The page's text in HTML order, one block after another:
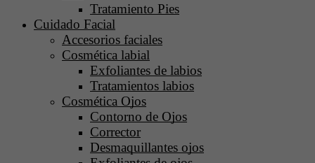
Tratamiento Pies
Cuidado Facial
Accesorios faciales
Cosmética labial
Exfoliantes de labios
Tratamientos labios
Cosmética Ojos
Contorno de Ojos
Corrector
Desmaquillantes ojos